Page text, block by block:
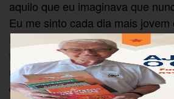
aquilo que eu imaginava que
Eu me sinto cada dia mais jovem
Hoje eu vejo as pessoas e as
forma diferente. E eu sinto que
uma forma diferente também.
de aprender e ensinar, ensinar e